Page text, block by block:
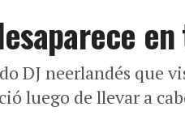
DJ neerlandés que
luego de llevar a